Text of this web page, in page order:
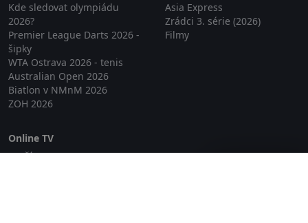
Kde sledovat olympiádu
2026?
Premier League Darts 2026 -
šipky
WTA Ostrava 2026 - tenis
Australian Open 2026
Biatlon v NMnM 2026
ZOH 2026
Asia Express
Zrádci 3. série (2026)
Filmy
Online TV
Lepší.TV